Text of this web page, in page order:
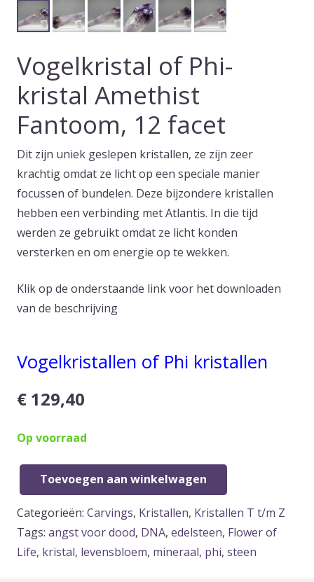
Vogelkristal of Phi-
kristal Amethist
Fantoom, 12 facet
Dit zijn uniek geslepen kristallen, ze zijn zeer
krachtig omdat ze licht op een speciale manier
focussen of bundelen. Deze bijzondere kristallen
hebben een verbinding met Atlantis. In die tijd
werden ze gebruikt omdat ze licht konden
versterken en om energie op te wekken.
Klik op de onderstaande link voor het downloaden
van de beschrijving
Vogelkristallen of Phi kristallen
€ 129,40
Op voorraad
Vogelkristal
of
Phi-
kristal
Toevoegen aan winkelwagen
Categorieën: Carvings, Kristallen, Kristallen T t/m Z
Tags: angst voor dood, DNA, edelsteen, Flower of
Life, kristal, levensbloem, mineraal, phi, steen